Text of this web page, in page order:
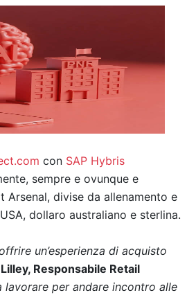
con SAP Hybris
sempre e ovunque e
divise da allenamento e
dollaro australiano e sterlina.
un’esperienza di acquisto
Responsabile Retail
per andare incontro alle